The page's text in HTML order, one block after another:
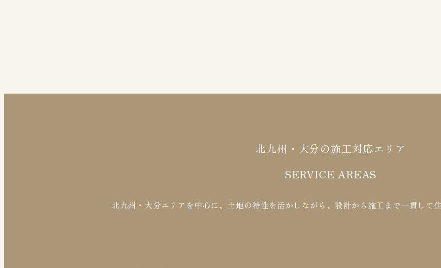
北九州・大分の施工対応エリア
SERVICE AREAS
北九州・大分エリアを中心に、土地の特性を活かしながら、設計から施工まで一貫して